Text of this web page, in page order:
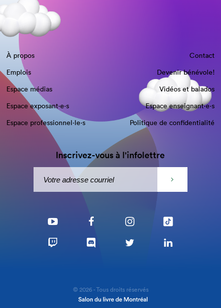
À propos
Contact
Emplois
Devenir bénévole!
Espace médias
Vidéos et balados
Espace exposant·e⋅s
Espace enseignant·e⋅s
Espace professionnel·le⋅s
Politique de confidentialité
Inscrivez-vous à l'infolettre
© 2026 - Tous droits réservés